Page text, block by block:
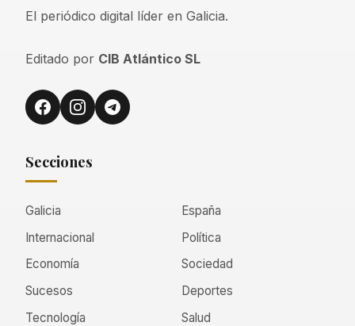
El periódico digital líder en Galicia.
Editado por CIB Atlántico SL
Secciones
Galicia
España
Internacional
Política
Economía
Sociedad
Sucesos
Deportes
Tecnología
Salud